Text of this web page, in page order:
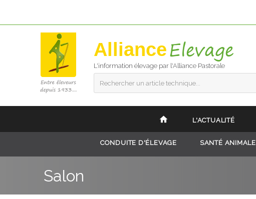
Alliance
L'information élevage par l'Alliance Pastorale
Rechercher un article technique...
L'ACTUALITÉ
CONDUITE D'ÉLEVAGE SANTÉ ANIMALE
Salon